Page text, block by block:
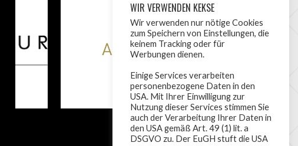
WIR VERWENDEN KEKSE
Wir verwenden nur nötige Cookies
zum Speichern von Einstellungen, die
keinem Tracking oder für
Werbungen dienen.
Einige Services verarbeiten
personenbezogene Daten in den
USA. Mit Ihrer Einwilligung zur
Nutzung dieser Services stimmen Sie
auch der Verarbeitung Ihrer Daten in
den USA gemäß Art. 49 (1) lit. a
DSGVO zu. Der EuGH stuft die USA